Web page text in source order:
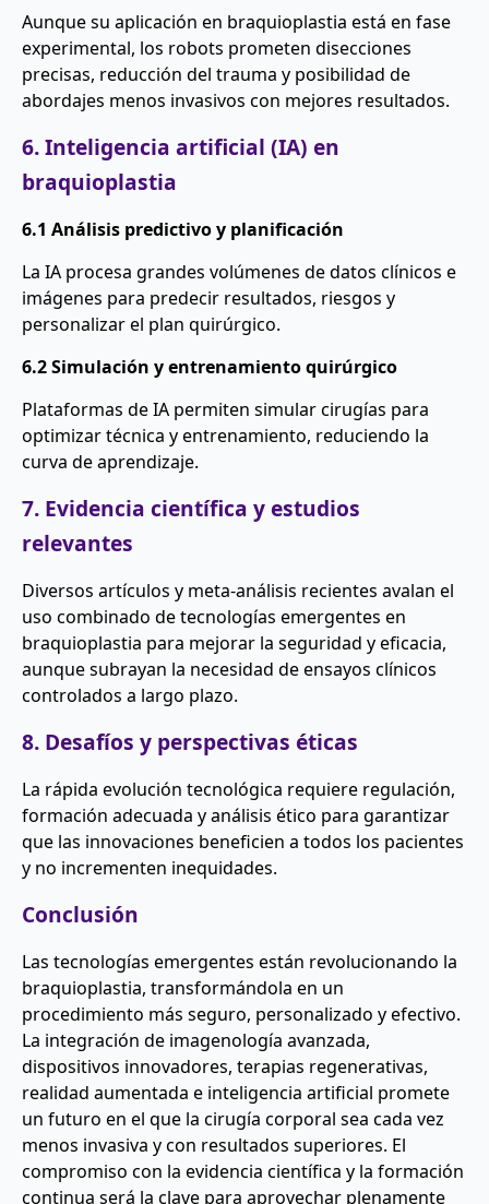
Aunque su aplicación en braquioplastia está en fase
experimental, los robots prometen disecciones
precisas, reducción del trauma y posibilidad de
abordajes menos invasivos con mejores resultados.
6. Inteligencia artificial (IA) en
braquioplastia
6.1 Análisis predictivo y planificación
La IA procesa grandes volúmenes de datos clínicos e
imágenes para predecir resultados, riesgos y
personalizar el plan quirúrgico.
6.2 Simulación y entrenamiento quirúrgico
Plataformas de IA permiten simular cirugías para
optimizar técnica y entrenamiento, reduciendo la
curva de aprendizaje.
7. Evidencia científica y estudios
relevantes
Diversos artículos y meta-análisis recientes avalan el
uso combinado de tecnologías emergentes en
braquioplastia para mejorar la seguridad y eficacia,
aunque subrayan la necesidad de ensayos clínicos
controlados a largo plazo.
8. Desafíos y perspectivas éticas
La rápida evolución tecnológica requiere regulación,
formación adecuada y análisis ético para garantizar
que las innovaciones beneficien a todos los pacientes
y no incrementen inequidades.
Conclusión
Las tecnologías emergentes están revolucionando la
braquioplastia, transformándola en un
procedimiento más seguro, personalizado y efectivo.
La integración de imagenología avanzada,
dispositivos innovadores, terapias regenerativas,
realidad aumentada e inteligencia artificial promete
un futuro en el que la cirugía corporal sea cada vez
menos invasiva y con resultados superiores. El
compromiso con la evidencia científica y la formación
continua será la clave para aprovechar plenamente